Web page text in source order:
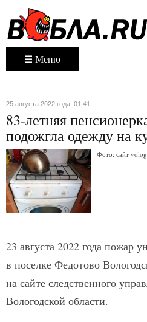
☰ Меню
25 августа 2022 года. 01:41
83-летняя
подожгла одежду на
Фото: сайт
23 августа 2022 года пожар
в поселке Федотово
на сайте следственного
Вологодской области.